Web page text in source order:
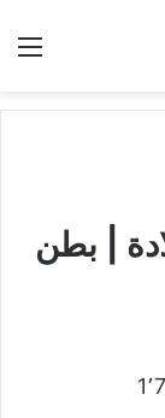
| بطن